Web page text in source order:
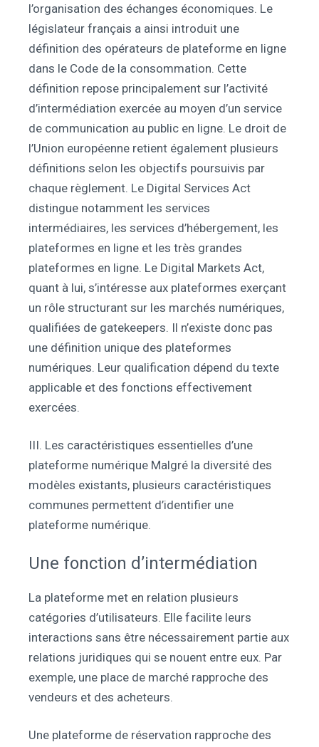
l’organisation des échanges économiques. Le
législateur français a ainsi introduit une
définition des opérateurs de plateforme en ligne
dans le Code de la consommation. Cette
définition repose principalement sur l’activité
d’intermédiation exercée au moyen d’un service
de communication au public en ligne. Le droit de
l’Union européenne retient également plusieurs
définitions selon les objectifs poursuivis par
chaque règlement. Le Digital Services Act
distingue notamment les services
intermédiaires, les services d’hébergement, les
plateformes en ligne et les très grandes
plateformes en ligne. Le Digital Markets Act,
quant à lui, s’intéresse aux plateformes exerçant
un rôle structurant sur les marchés numériques,
qualifiées de gatekeepers. Il n’existe donc pas
une définition unique des plateformes
numériques. Leur qualification dépend du texte
applicable et des fonctions effectivement
exercées.
III. Les caractéristiques essentielles d’une
plateforme numérique Malgré la diversité des
modèles existants, plusieurs caractéristiques
communes permettent d’identifier une
plateforme numérique.
Une fonction d’intermédiation
La plateforme met en relation plusieurs
catégories d’utilisateurs. Elle facilite leurs
interactions sans être nécessairement partie aux
relations juridiques qui se nouent entre eux. Par
exemple, une place de marché rapproche des
vendeurs et des acheteurs.
Une plateforme de réservation rapproche des